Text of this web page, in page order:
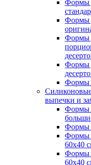
Формы
Формы
Формы
Формы
Формы
выпечки и
Формы
Формы
Формы
60х40
Формы
60х40